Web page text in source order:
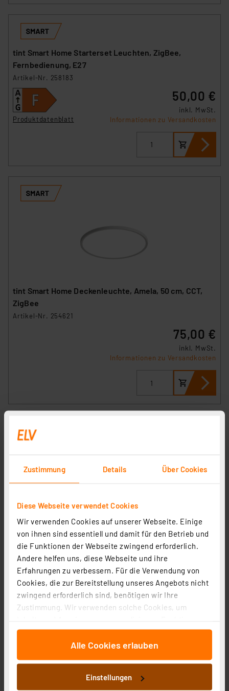
Zustimmung Details Über Cookies
Diese Webseite verwendet Cookies
Wir verwenden Cookies auf unserer Webseite. Einige
von ihnen sind essentiell und damit für den Betrieb und
die Funktionen der Webseite zwingend erforderlich.
Andere helfen uns, diese Webseite und ihre
Erfahrungen zu verbessern. Für die Verwendung von
Cookies, die zur Bereitstellung unseres Angebots nicht
zwingend erforderlich sind, benötigen wir Ihre
Zustimmung. Wir verwenden solche Cookies, um
für soziale Medien anbieten zu können und die Zugriffe
auf unsere Website zu analysieren. Außerdem geben
an unsere Partner für soziale Medien, Werbung und
Analysen weiter. Unsere Partner führen diese
Alle Cookies erlauben
Einstellungen
tint Smart Home Starterset Leuchten, ZigBee,
Fernbedienung, E27
Artikel-Nr. 258183
Produktdatenblatt
50,00 €
inkl. MwSt.
Informationen zu Versandkosten
tint Smart Home Deckenleuchte, Amela, 50 cm, CCT,
ZigBee
Artikel-Nr. 254621
75,00 €
inkl. MwSt.
Informationen zu Versandkosten
Hama Smarte Home LED-Leuchtmittel, E27, RGBW,
dimmbar, WLAN, Matter
Artikel-Nr. 254319
10,99 €
Statt
inkl. MwSt.